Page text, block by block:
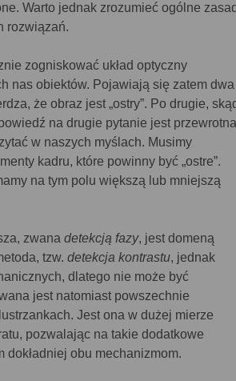
Warto jednak zrozumieć ogólne
rozwiązań.
zogniskować układ optyczny
nas obiektów. Pojawiają się zatem dwa
że obraz jest „ostry”. Po drugie,
na drugie pytanie jest
w naszych myślach. Musimy
kadru, które powinny być „ostre”.
na tym polu większą lub mniejszą
zwana detekcją fazy, jest domeną
tzw. detekcja kontrastu, jednak
dlatego nie może być
jest natomiast powszechnie
Jest ona w dużej mierze
pozwalając na takie dodatkowe
dokładniej obu mechanizmom.